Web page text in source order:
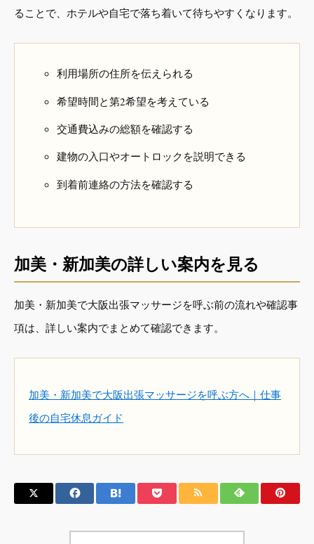
ることで、ホテルや自宅で落ち着いて待ちやすくなります。
利用場所の住所を伝えられる
希望時間と第2希望を考えている
交通費込みの総額を確認する
建物の入口やオートロックを説明できる
到着前連絡の方法を確認する
加美・新加美の詳しい案内を見る
加美・新加美で大阪出張マッサージを呼ぶ前の流れや確認事
項は、詳しい案内でまとめて確認できます。
加美・新加美で大阪出張マッサージを呼ぶ方へ｜仕事
後の自宅休息ガイド